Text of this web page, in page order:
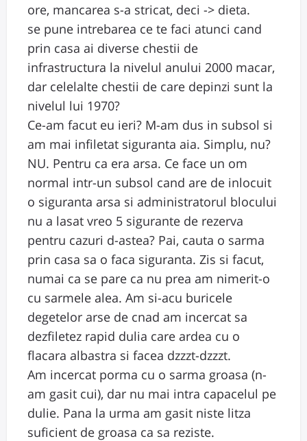
ore, mancarea s-a stricat, deci -> dieta.
se pune intrebarea ce te faci atunci cand
prin casa ai diverse chestii de
infrastructura la nivelul anului 2000 macar,
dar celelalte chestii de care depinzi sunt la
nivelul lui 1970?
Ce-am facut eu ieri? M-am dus in subsol si
am mai infiletat siguranta aia. Simplu, nu?
NU. Pentru ca era arsa. Ce face un om
normal intr-un subsol cand are de inlocuit
o siguranta arsa si administratorul blocului
nu a lasat vreo 5 sigurante de rezerva
pentru cazuri d-astea? Pai, cauta o sarma
prin casa sa o faca siguranta. Zis si facut,
numai ca se pare ca nu prea am nimerit-o
cu sarmele alea. Am si-acu buricele
degetelor arse de cnad am incercat sa
dezfiletez rapid dulia care ardea cu o
flacara albastra si facea dzzzt-dzzzt.
Am incercat porma cu o sarma groasa (n-
am gasit cui), dar nu mai intra capacelul pe
dulie. Pana la urma am gasit niste litza
suficient de groasa ca sa reziste.